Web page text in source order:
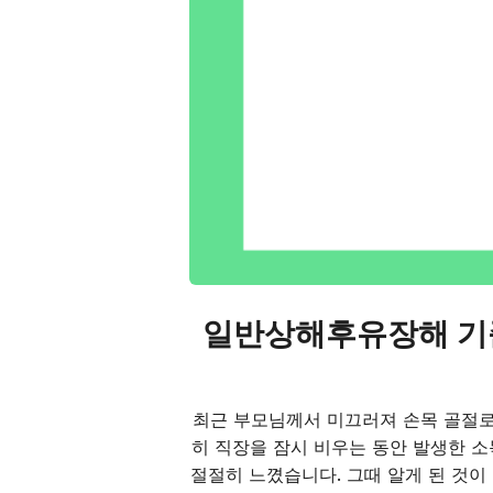
일반상해후유장해
최근 부모님께서 미끄러져 손목 골절
히 직장을 잠시 비우는 동안 발생한
절절히 느꼈습니다. 그때 알게 된 것